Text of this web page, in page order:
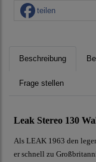
teilen
Beschreibung
Frage stellen
Leak Stereo 130
Als LEAK 1963 den
er schnell zu